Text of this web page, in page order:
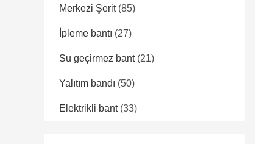
Merkezi Şerit (85)
İpleme bantı (27)
Su geçirmez bant (21)
Yalıtım bandı (50)
Elektrikli bant (33)